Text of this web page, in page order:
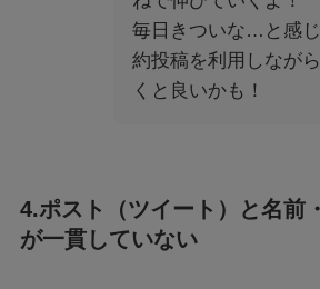
毎日きついな…と感
約投稿を利用しなが
くと良いかも！
4.ポスト（ツイート）と名前
が一貫していない